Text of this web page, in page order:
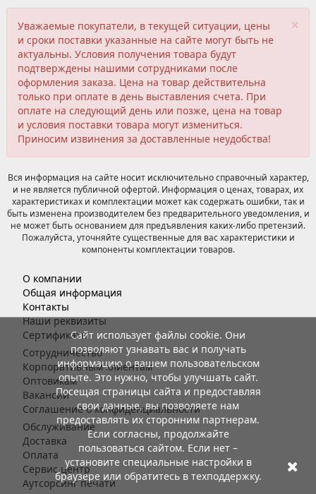
×
Уважаемые покупатели, в текущей ситуации, цены
и сроки поставки указанные на сайте могут быть не
актуальны. Условия получения товара будут
подтверждены нашими сотрудниками после
оформления заказа. Цена на товар действительна
только при оплате в день выставления счета. При
оплате на следующий день или позже, цена на товар
и условия поставки товара могут измениться.
Приносим извинения за доставленные неудобства!
Вся информация на сайте носит исключительно справочный характер,
и не является публичной офертой. Информация о ценах, товарах, их
характеристиках и комплектации может как содержать ошибки, так и
быть изменена производителем без предварительного уведомления, и
не может быть основанием для предъявления каких-либо претензий.
Пожалуйста, уточняйте существенные для вас характеристики и
компоненты комплектации товаров.
О компании
Общая информация
Контакты
Наши реквизиты
Сертификаты
Сотрудничество
Корпоративным клиентам
Оптовикам
Вакансии
Соглашение о конфиденциальности
Обслуживание
Доставка
Оплата
Сервис центр
Аутсорсинг печати
Сайт использует файлы cookie. Они
позволяют узнавать вас и получать
информацию о вашем пользовательском
опыте. Это нужно, чтобы улучшать сайт.
Посещая страницы сайта и предоставляя
свои данные, вы позволяете нам
предоставлять их сторонним партнерам.
Если согласны, продолжайте
пользоваться сайтом. Если нет –
установите специальные настройки в
браузере или обратитесь в техподдержку.